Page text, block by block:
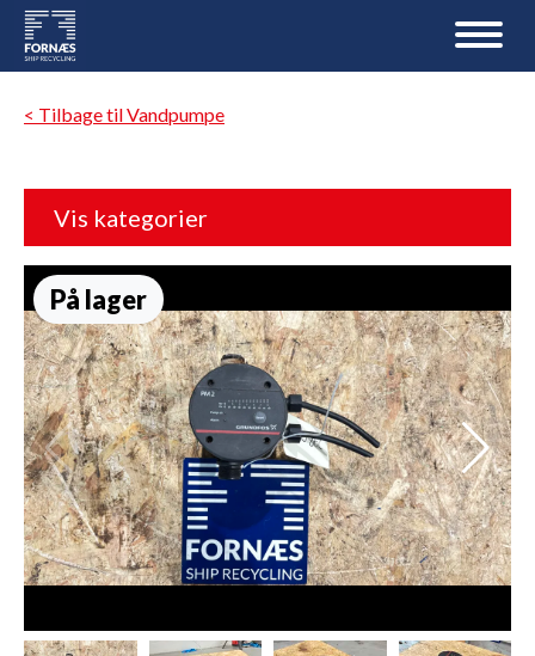
< Tilbage til Vandpumpe
Vis kategorier
På lager